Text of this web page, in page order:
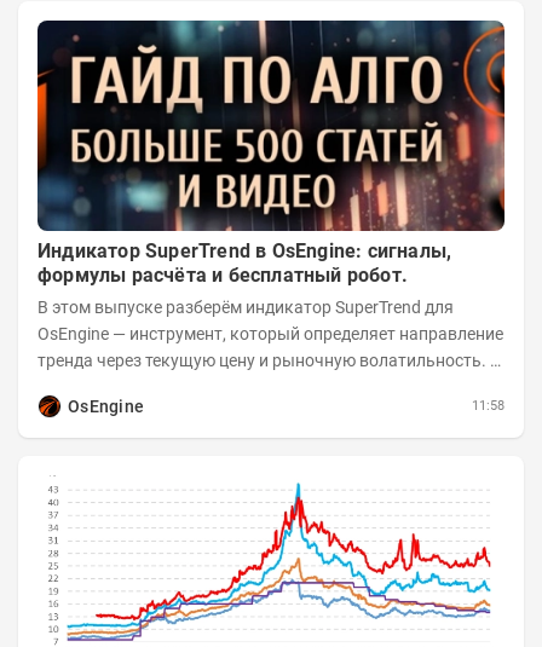
Индикатор SuperTrend в OsEngine: сигналы,
формулы расчёта и бесплатный робот.
В этом выпуске разберём индикатор SuperTrend для
OsEngine — инструмент, который определяет направление
тренда через текущую цену и рыночную волатильность. В
OsEngine
11:58